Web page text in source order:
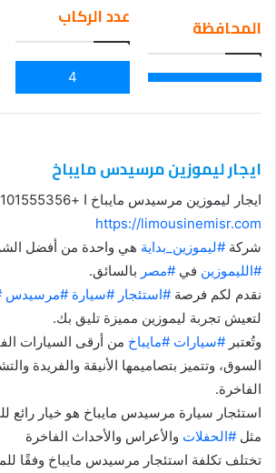
ail
المحافظة عدد الركاب
4
ايجار ليموزين مرسيدس مايباخ
ايجار ليموزين مرسيدس مايباخ ا +201101555356
https://limousinemisr.com
شركة#ليموزين_بداية هي واحدة من أفضل
#الليموزين في#مصر بالسائق.
نقدم لكم فرصة#استئجار #سيارة #مرسيدس
لتعيش تجربة ليموزين مميزة تليق بك.
وتُعتبر#سيارات #مايباخ من أرقى السيارات
السوق، وتتميز بتصاميمها الأنيقة والفريدة
الفاخرة.
استئجار سيارة مرسيدس مايباخ هو خيار رائع
مثل#الحفلات والأعراس والأحداث الفاخرة
تختلف تكلفة استئجار مرسيدس مايباخ وفقًا